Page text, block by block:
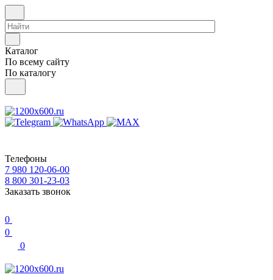
Каталог
По всему сайту
По каталогу
Телефоны
7 980 120-06-00
8 800 301-23-03
Заказать звонок
0
0
0